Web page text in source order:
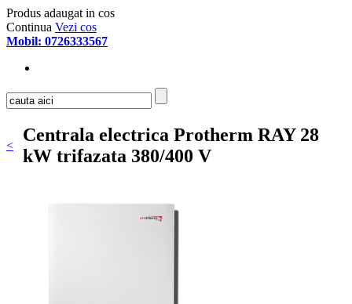
Produs adaugat in cos
Continua Vezi cos
Mobil: 0726333567
<
Centrala electrica Protherm RAY 28
kW trifazata 380/400 V